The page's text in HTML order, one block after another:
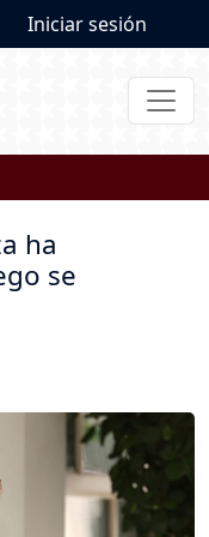
User
Iniciar sesión
ha
se